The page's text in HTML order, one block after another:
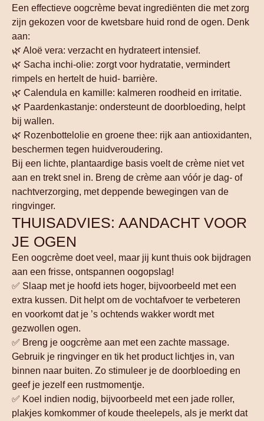
Een effectieve oogcrème bevat ingrediënten die met zorg
zijn gekozen voor de kwetsbare huid rond de ogen. Denk
aan:
🌿 Aloë vera: verzacht en hydrateert intensief.
🌿 Sacha inchi-olie: zorgt voor hydratatie, vermindert
rimpels en hertelt de huid- barrière.
🌿 Calendula en kamille: kalmeren roodheid en irritatie.
🌿 Paardenkastanje: ondersteunt de doorbloeding, helpt
bij wallen.
🌿 Rozenbottelolie en groene thee: rijk aan antioxidanten,
beschermen tegen huidveroudering.
Bij een lichte, plantaardige basis voelt de crème niet vet
aan en trekt snel in. Breng de crème aan vóór je dag- of
nachtverzorging, met deppende bewegingen van de
ringvinger.
THUISADVIES: AANDACHT VOOR
JE OGEN
Een oogcrème doet veel, maar jij kunt thuis ook bijdragen
aan een frisse, ontspannen oogopslag!
✅ Slaap met je hoofd iets hoger, bijvoorbeeld met een
extra kussen. Dit helpt om de vochtafvoer te verbeteren
en voorkomt dat je ’s ochtends wakker wordt met
gezwollen ogen.
✅ Breng je oogcrème aan met een zachte massage.
Gebruik je ringvinger en tik het product lichtjes in, van
binnen naar buiten. Zo stimuleer je de doorbloeding en
geef je jezelf een rustmomentje.
✅ Koel indien nodig, bijvoorbeeld met een jade roller,
plakjes komkommer of koude theelepels, als je merkt dat